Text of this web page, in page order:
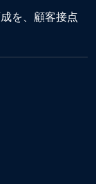
を、顧客接点